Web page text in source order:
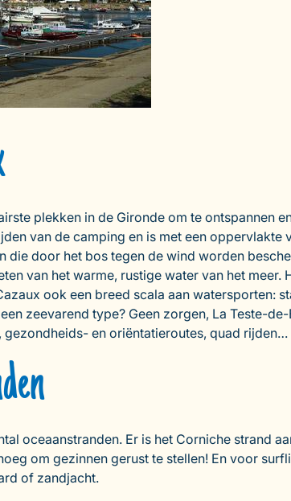
plekken in de Gironde om te ontspannen
van de camping en is met een
die door het bos tegen de wind worden
van het warme, rustige water van het
ook een breed scala aan watersporten:
zeevarend type? Geen zorgen, La Teste-
en oriëntatieroutes, quad rijden…
oceaanstranden. Er is het Corniche strand
om gezinnen gerust te stellen! En voor
of zandjacht.